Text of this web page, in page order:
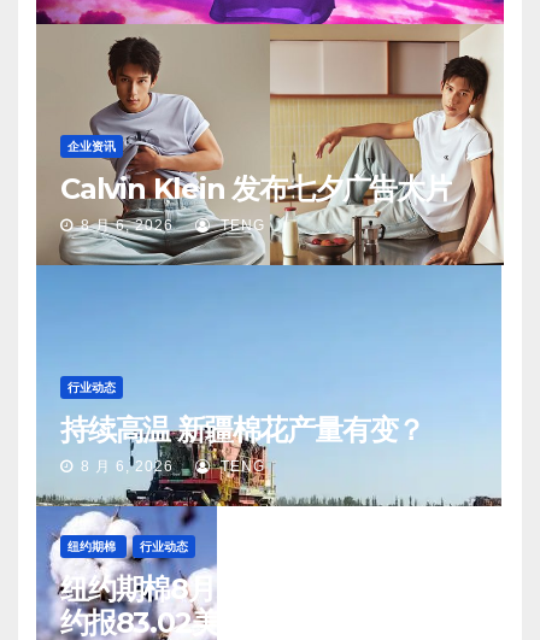
企业资讯
Calvin Klein 发布七夕广告大片
8 月 6, 2026 TENG
行业动态
持续高温 新疆棉花产量有变？
8 月 6, 2026 TENG
纽约期棉 行业动态
纽约期棉8月5日(周三)收涨12月合
约报83.02美分/磅